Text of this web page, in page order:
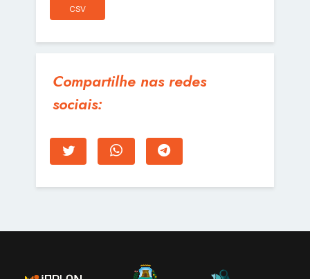
CSV
Compartilhe nas redes
sociais: